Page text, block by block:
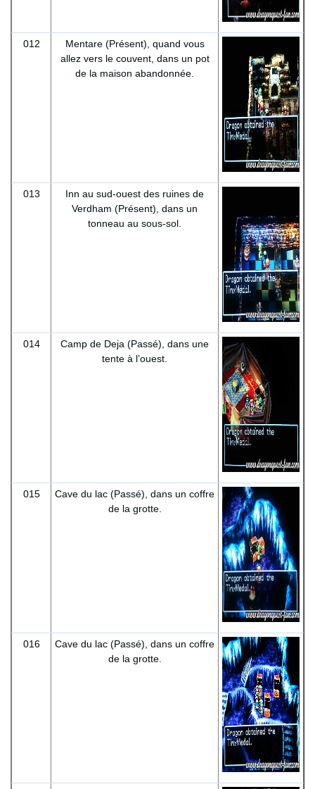
012
Mentare (Présent), quand vous
allez vers le couvent, dans un pot
de la maison abandonnée.
013
Inn au sud-ouest des ruines de
Verdham (Présent), dans un
tonneau au sous-sol.
014
Camp de Deja (Passé), dans une
tente à l’ouest.
015
Cave du lac (Passé), dans un coffre
de la grotte.
016
Cave du lac (Passé), dans un coffre
de la grotte.